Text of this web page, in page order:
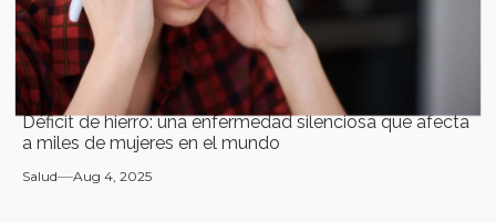
Déficit de hierro: una enfermedad silenciosa que afecta
a miles de mujeres en el mundo
Salud Aug 4, 2025